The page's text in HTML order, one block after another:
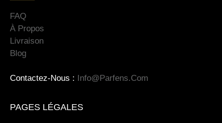
FAQ
À Propos
Livraison
Blog
Contactez-Nous : Info@parfens.com
PAGES LÉGALES